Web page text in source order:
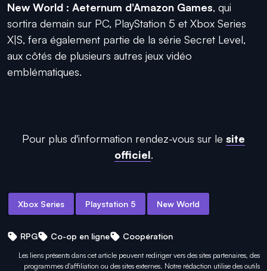
New World : Aeternum d'Amazon Games, qui
sortira demain sur PC, PlayStation 5 et Xbox Series
X|S, fera également partie de la série Secret Level,
aux côtés de plusieurs autres jeux vidéo
emblématiques.
Pour plus d'information rendez-vous sur le site
officiel.
Xbox Series Playstation 5 New World
RPG Co-op en ligne Coopération
Les liens présents dans cet article peuvent rediriger vers des sites partenaires, des
programmes d'affiliation ou des sites externes. Notre rédaction utilise des outils